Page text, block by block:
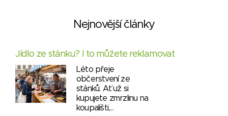
Nejnovější články
Jídlo ze stánku? I to můžete reklamovat
Léto přeje
občerstvení ze
stánků. Ať už si
kupujete zmrzlinu na
koupališti,…